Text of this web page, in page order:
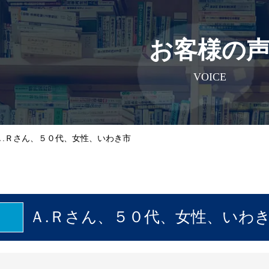
お客様の
VOICE
.Ｒさん、５０代、女性、いわき市
Ａ.Ｒさん、５０代、女性、いわ